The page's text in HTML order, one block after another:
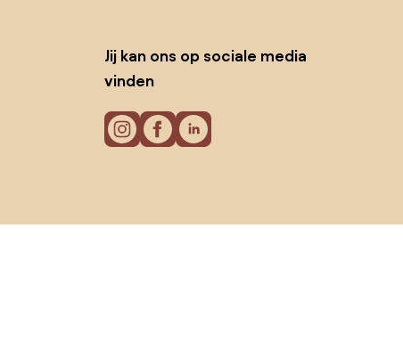
Jij kan ons op sociale media
vinden